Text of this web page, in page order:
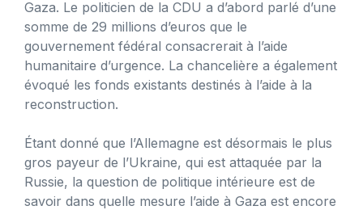
Gaza. Le politicien de la CDU a d’abord parlé d’une
somme de 29 millions d’euros que le
gouvernement fédéral consacrerait à l’aide
humanitaire d’urgence. La chancelière a également
évoqué les fonds existants destinés à l’aide à la
reconstruction.
Étant donné que l’Allemagne est désormais le plus
gros payeur de l’Ukraine, qui est attaquée par la
Russie, la question de politique intérieure est de
savoir dans quelle mesure l’aide à Gaza est encore